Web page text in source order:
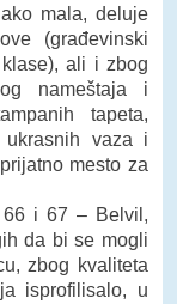
mala, deluje
(građevinski
ali i zbog
nameštaja i
tapeta,
vaza i
mesto za
66 i 67 – Belvil,
da bi se mogli
zbog kvaliteta
isprofilisalo, u